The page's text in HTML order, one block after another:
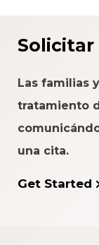
del
Solicitar
Las familias
tratamiento
una cita.
Get Started